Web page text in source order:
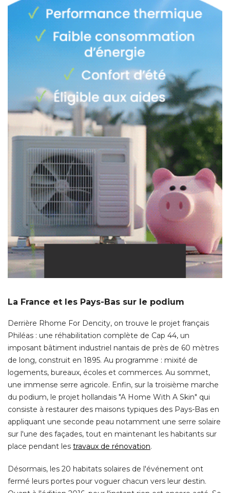
La France et les Pays-Bas sur le podium
Derrière Rhome For Dencity, on trouve le projet français
Philéas : une réhabilitation complète de Cap 44, un
imposant bâtiment industriel nantais de près de 60 mètres
de long, construit en 1895. Au programme : mixité de
logements, bureaux, écoles et commerces. Au sommet,
une immense serre agricole. Enfin, sur la troisième marche
du podium, le projet hollandais "A Home With A Skin" qui
consiste à restaurer des maisons typiques des Pays-Bas en
appliquant une seconde peau notamment une serre solaire
sur l'une des façades, tout en maintenant les habitants sur
place pendant les travaux de rénovation.
Désormais, les 20 habitats solaires de l'événement ont
fermé leurs portes pour voguer chacun vers leur destin.